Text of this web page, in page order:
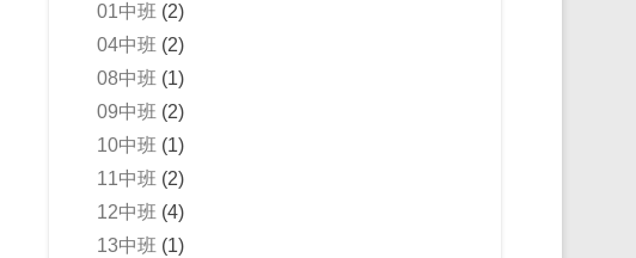
01中班 (2)
04中班 (2)
08中班 (1)
09中班 (2)
10中班 (1)
11中班 (2)
12中班 (4)
13中班 (1)